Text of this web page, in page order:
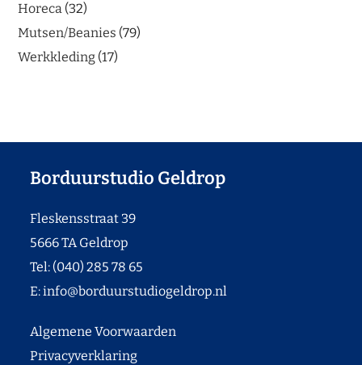
Horeca 32
Mutsen/Beanies 79
Werkkleding 17
Borduurstudio Geldrop
Fleskensstraat 39
5666 TA Geldrop
Tel: (040) 285 78 65
E:info@borduurstudiogeldrop.nl
Algemene Voorwaarden
Privacyverklaring